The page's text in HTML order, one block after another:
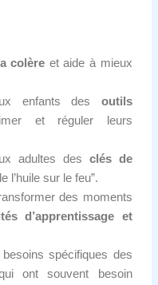
colère et aide à mieux
enfants des outils
et réguler leurs
adultes des clés de
l’huile sur le feu”.
des moments
d’apprentissage et
spécifiques des
ont souvent besoin